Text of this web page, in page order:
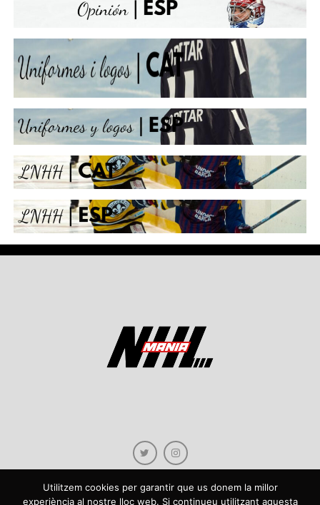
Utilitzem cookies per garantir que us donem la millor
experiència al nostre lloc web. Si continueu utilitzant aquesta